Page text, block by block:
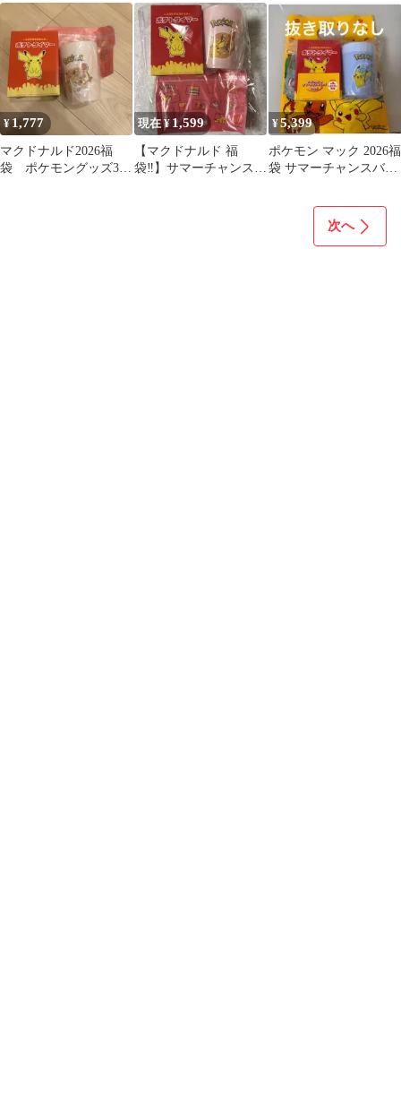
ッグ2025 グッズ4点セ
ットまとめ売り
りなし 2点セット
ケモングッズ4点セット
¥1,777
マクドナルド2026福
袋 ポケモングッズ3点
現在 ¥ 1,599
【マクドナルド 福
袋‼️】サマーチャンスバ
¥5,399
ポケモン マック 2026福
袋 サマーチャンスバッ
次へ